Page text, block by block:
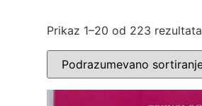
Prikaz 1–20 od 223 rezultata